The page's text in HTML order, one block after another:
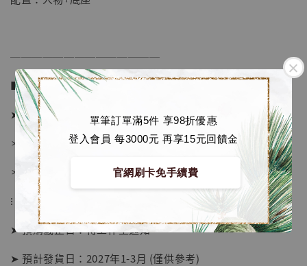
單筆訂單滿5件 享98折優惠
登入會員 每3000元 再享15元回饋金
官網刷卡免手續費
──────────────
■ 販售資訊 (NT$)：
➤ 價格 1480元 (訂金880)
＊ 國際運費另計
＊ 刷卡免手續費
⁝
➤ 預購截止日：待工作室通知
➤ 預計發貨日：2027年1-3月 (僅供參考)